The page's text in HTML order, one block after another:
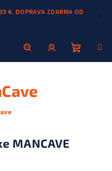
€. DOPRAVA ZDARMA OD
HľadaťPrihlásenie
MANCAVE